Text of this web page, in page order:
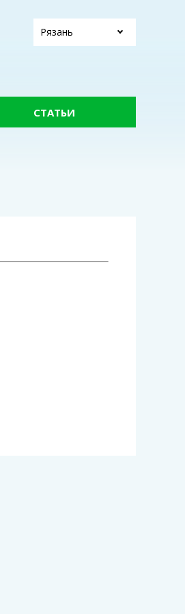
Рязань
СТАТЬИ